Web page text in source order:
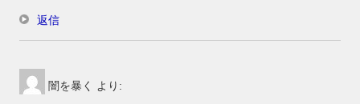
返信
闇を暴く より: